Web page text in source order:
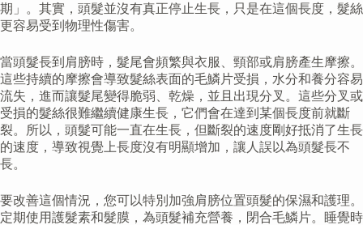
期」。其實，頭髮並沒有真正停止生長，只是在這個長度，髮絲
更容易受到物理性傷害。
當頭髮長到肩膀時，髮尾會頻繁與衣服、頸部或肩膀產生摩擦。
這些持續的摩擦會導致髮絲表面的毛鱗片受損，水分和養分容易
流失，進而讓髮尾變得脆弱、乾燥，並且出現分叉。這些分叉或
受損的髮絲很難繼續健康生長，它們會在達到某個長度前就斷
裂。所以，頭髮可能一直在生長，但斷裂的速度剛好抵消了生長
的速度，導致視覺上長度沒有明顯增加，讓人誤以為頭髮長不
長。
要改善這個情況，您可以特別加強肩膀位置頭髮的保濕和護理。
定期使用護髮素和髮膜，為頭髮補充營養，閉合毛鱗片。睡覺時